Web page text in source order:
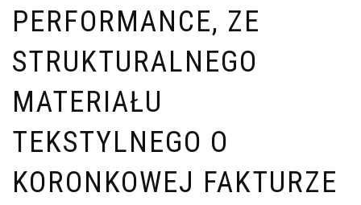
PERFORMANCE, ZE
STRUKTURALNEGO
MATERIAŁU
TEKSTYLNEGO O
KORONKOWEJ FAKTURZE